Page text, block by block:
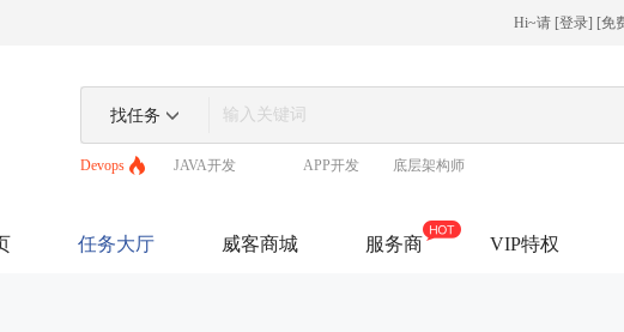
Hi~请 [登录] [免
找任务
Devops JAVA开发 APP开发 底层架构师
任务大厅 威客商城 服务商 VIP特权